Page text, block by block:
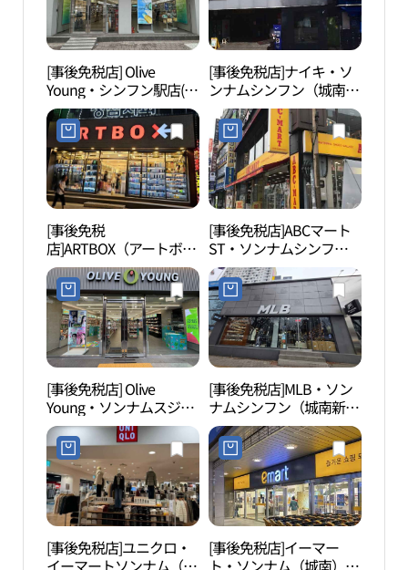
[事後免税店] Olive
Young・シンフン駅店(올
리브영 신흥역점)
[事後免税店]ナイキ・ソ
ンナムシンフン（城南新
興）店(나이키 성남신흥
점)
[事後免税
店]ARTBOX（アートボッ
クス）・ソンナムシンフ
ン（城南新興）店(아트
박스 성남신흥점)
[事後免税店]ABCマート
ST・ソンナムシンフン
（城南新興）店(ABC마트
ST 성남신흥점)
[事後免税店] Olive
Young・ソンナムスジョ
ン（城南寿井）店(올리
브영 성남수정점)
[事後免税店]MLB・ソン
ナムシンフン（城南新
興）店(MLB 성남신흥점)
[事後免税店]ユニクロ・
イーマートソンナム（城
[事後免税店]イーマー
ト・ソンナム（城南）店